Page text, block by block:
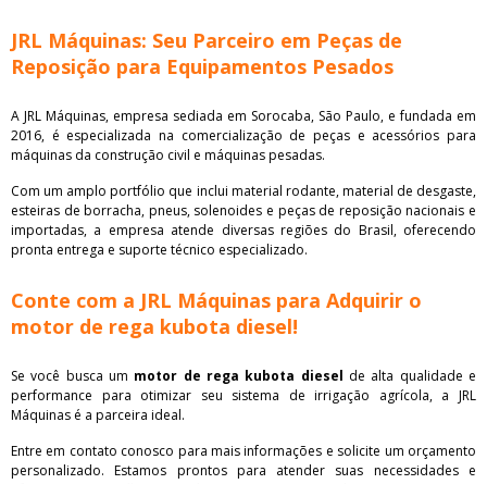
JRL Máquinas: Seu Parceiro em Peças de
Reposição para Equipamentos Pesados
A JRL Máquinas, empresa sediada em Sorocaba, São Paulo, e fundada em
2016, é especializada na comercialização de peças e acessórios para
máquinas da construção civil e máquinas pesadas.
Com um amplo portfólio que inclui material rodante, material de desgaste,
esteiras de borracha, pneus, solenoides e peças de reposição nacionais e
importadas, a empresa atende diversas regiões do Brasil, oferecendo
pronta entrega e suporte técnico especializado.
Conte com a JRL Máquinas para Adquirir o
motor de rega kubota diesel!
Se você busca um motor de rega kubota diesel de alta qualidade e
performance para otimizar seu sistema de irrigação agrícola, a JRL
Máquinas é a parceira ideal.
Entre em contato conosco para mais informações e solicite um orçamento
personalizado. Estamos prontos para atender suas necessidades e